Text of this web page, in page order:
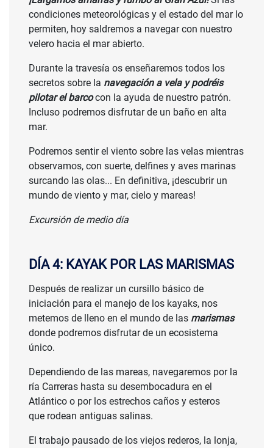
condiciones meteorológicas y el estado del mar lo
permiten, hoy saldremos a navegar con nuestro
velero hacia el mar abierto.
Durante la travesía os enseñaremos todos los
secretos sobre la navegación a vela y podréis
pilotar el barcocon la ayuda de nuestro patrón.
Incluso podremos disfrutar de un baño en alta
mar.
Podremos sentir el viento sobre las velas mientras
observamos, con suerte, delfines y aves marinas
surcando las olas... En definitiva, ¡descubrir un
mundo de viento y mar, cielo y mareas!
Excursión de medio día
DÍA 4: KAYAK POR LAS MARISMAS
Después de realizar un cursillo básico de
iniciación para el manejo de los kayaks, nos
metemos de lleno en el mundo de las marismas
donde podremos disfrutar de un ecosistema
único.
Dependiendo de las mareas, navegaremos por la
ría Carreras hasta su desembocadura en el
Atlántico o por los estrechos caños y esteros
que rodean antiguas salinas.
El trabajo pausado de los viejos rederos, la lonja,